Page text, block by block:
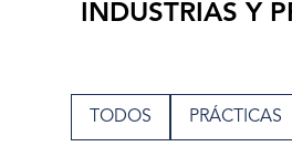
INDUSTRIAS Y
TODOS PRÁCTICAS